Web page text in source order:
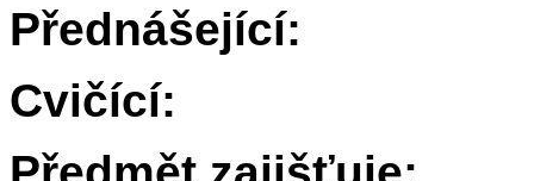
Přednášející:
Cvičící: